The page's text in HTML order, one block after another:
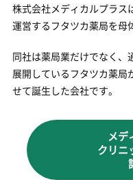
株式会社メディカルプラス
運営するフタツカ薬局を母
同社は薬局業だけでなく、
展開しているフタツカ薬局
せて誕生した会社です。
メデ
クリニ